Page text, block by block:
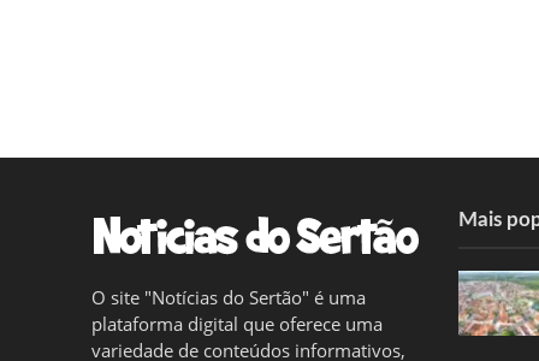
O site "Notícias do Sertão" é uma
plataforma digital que oferece uma
variedade de conteúdos informativos,
Mais